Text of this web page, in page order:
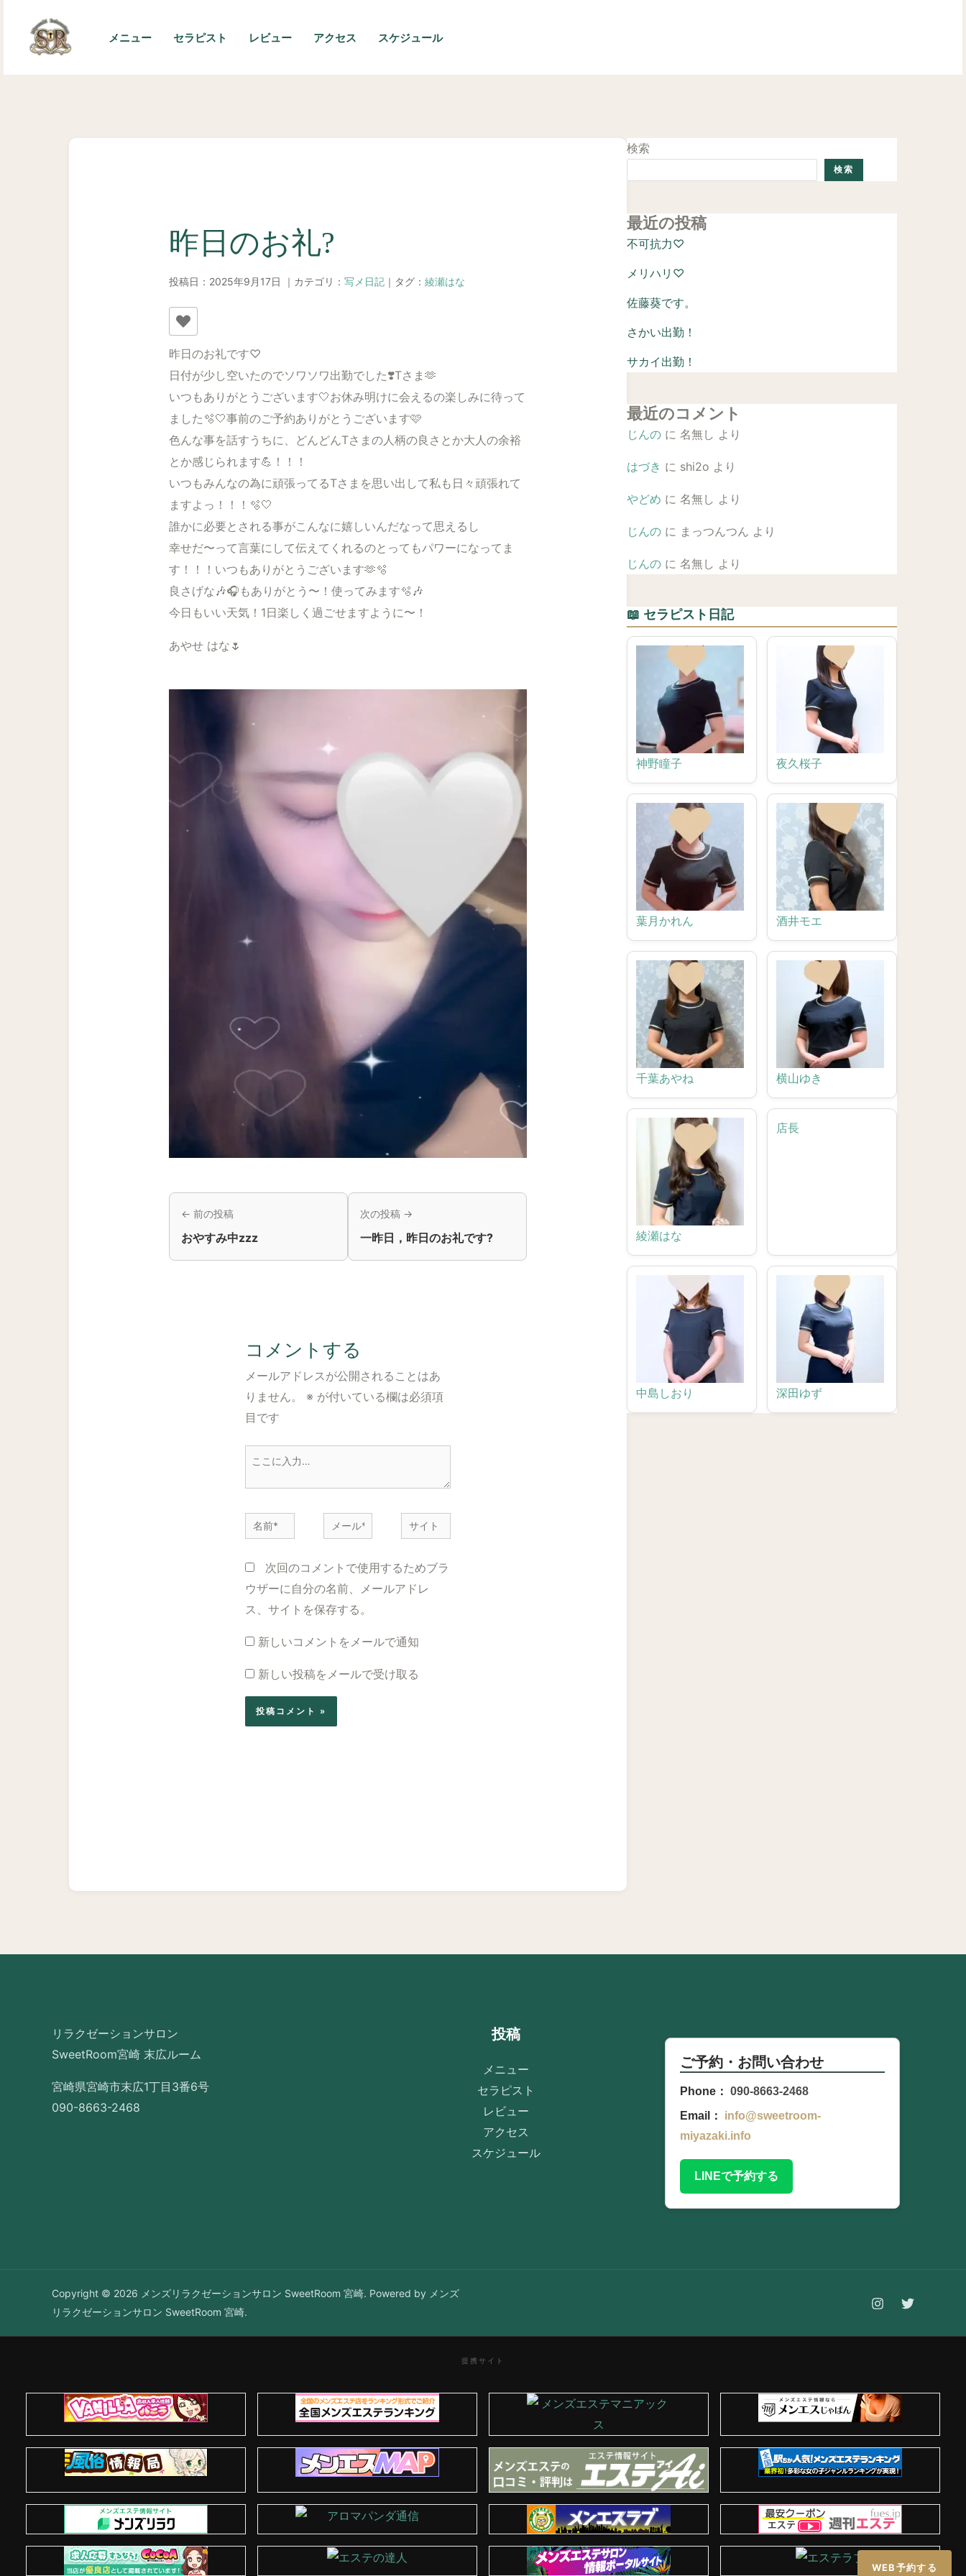
ス
メニュー セラピスト レビュー アクセス スケジュール
昨日のお礼?
投稿日：2025年9月17日 ｜カテゴリ： 写メ日記｜タグ： 綾瀬はな
昨日のお礼です♡
日付が少し空いたのでソワソワ出勤でした❣️Tさま🫶
いつもありがとうございます🤍お休み明けに会えるの楽しみに待って
ました🫧🤍事前のご予約ありがとうございます🩷
色んな事を話すうちに、どんどんTさまの人柄の良さとか大人の余裕
とか感じられます💪！！！
いつもみんなの為に頑張ってるTさまを思い出して私も日々頑張れて
ますよっ！！！🫧🤍
誰かに必要とされる事がこんなに嬉しいんだなって思えるし
幸せだ〜って言葉にして伝えてくれるのとってもパワーになってま
す！！！いつもありがとうございます🫶🫧
良さげな🎶🎧もありがとう〜！使ってみます🫧🎶
今日もいい天気！1日楽しく過ごせますように〜！
あやせ はな🌷
← 前の投稿
おやすみ中zzz
次の投稿 →
一昨日，昨日のお礼です?
コメントする
メールアドレスが公開されることはあ
りません。
※ が付いている欄は必須項
目です
入
力…
名
前
*
ー
ル
*
サ
イ
ト
次回のコメントで使用するためブラ
ウザーに自分の名前、メールアドレ
ス、サイトを保存する。
新しいコメントをメールで通知
新しい投稿をメールで受け取る
検索
検索
最近の投稿
不可抗力♡
メリハリ♡
佐藤葵です。
さかい出勤！
サカイ出勤！
最近のコメント
じんの に 名無し より
はづき に shi2o より
やどめ に 名無し より
じんの に まっつんつん より
じんの に 名無し より
📖 セラピスト日記
神野瞳子 夜久桜子
葉月かれん 酒井モエ
千葉あやね 横山ゆき
綾瀬はな
店長
中島しおり 深田ゆず
リラクゼーションサロン
SweetRoom宮崎 末広ルーム
宮崎県宮崎市末広1丁目3番6号
090-8663-2468
投稿
メニュー
セラピスト
レビュー
アクセス
スケジュール
ご予約・お問い合わせ
Phone：
090-8663-2468
Email：
info@sweetroom-
miyazaki.info
LINEで予約する
Copyright © 2026 メンズリラクゼーションサロン SweetRoom 宮崎. Powered by メンズ
リラクゼーションサロン SweetRoom 宮崎.
WEB予約する
提携サイト